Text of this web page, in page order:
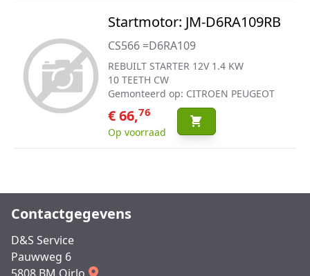
Startmotor: JM-D6RA109RB
CS566 =D6RA109
REBUILT STARTER 12V 1.4 KW
10 TEETH CW
Gemonteerd op: CITROEN PEUGEOT
€ 66,76
Op voorraad
Contactgegevens
D&S Service
Pauwweg 6